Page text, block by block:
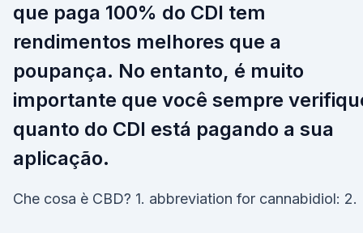
que paga 100% do CDI tem
rendimentos melhores que a
poupança. No entanto, é muito
importante que você sempre
quanto do CDI está pagando a sua
aplicação.
Che cosa è CBD? 1. abbreviation for cannabidiol: 2.